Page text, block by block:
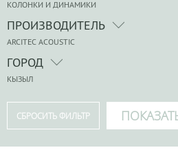
КОЛОНКИ И ДИНАМИКИ
ПРОИЗВОДИТЕЛЬ
ARCITEC ACOUSTIC
ГОРОД
КЫЗЫЛ